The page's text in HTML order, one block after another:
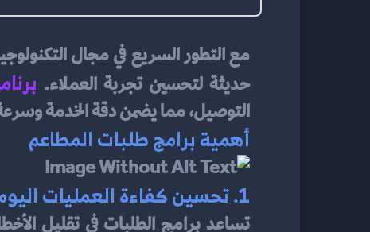
حديثة لتحسين تجربة العملاء.
التوصيل، مما يضمن دقة الخدمة
أهمية برامج طلبات المطاعم
1. تحسين كفاءة العمليات اليومية